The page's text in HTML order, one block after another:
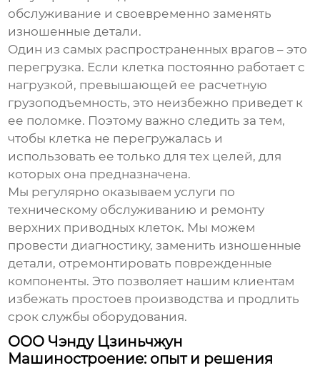
обслуживание и своевременно заменять
изношенные детали.
Один из самых распространенных врагов – это
перегрузка. Если клетка постоянно работает с
нагрузкой, превышающей ее расчетную
грузоподъемность, это неизбежно приведет к
ее поломке. Поэтому важно следить за тем,
чтобы клетка не перегружалась и
использовать ее только для тех целей, для
которых она предназначена.
Мы регулярно оказываем услуги по
техническому обслуживанию и ремонту
верхних приводных клеток. Мы можем
провести диагностику, заменить изношенные
детали, отремонтировать поврежденные
компоненты. Это позволяет нашим клиентам
избежать простоев производства и продлить
срок службы оборудования.
ООО Чэнду Цзиньчжун
Машиностроение: опыт и решения